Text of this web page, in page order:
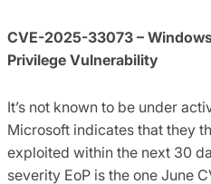
CVE-2025-33073 –
Privilege Vulnerability
It’s not known to be under
Microsoft indicates that they
exploited within the next 30
severity EoP is the one June